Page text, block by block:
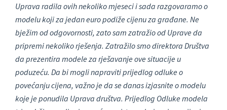
Uprava radila ovih nekoliko mjeseci i sada razgovaramo o
modelu koji za jedan euro podiže cijenu za građane. Ne
bježim od odgovornosti, zato sam zatražio od Uprave da
pripremi nekoliko rješenja. Zatražilo smo direktora Društva
da prezentira modele za rješavanje ove situacije u
poduzeću. Da bi mogli napraviti prijedlog odluke o
povećanju cijena, važno je da se danas izjasnite o modelu
koje je ponudila Uprava društva. Prijedlog Odluke modela